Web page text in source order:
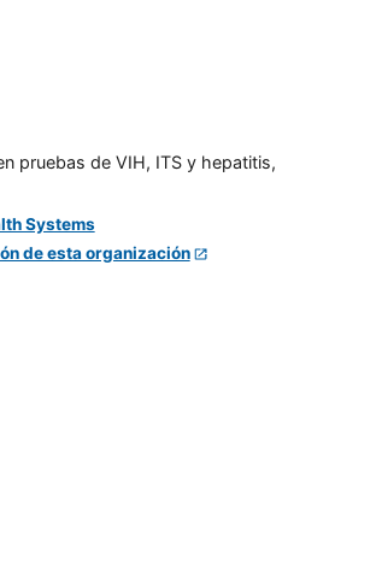
pruebas de VIH, ITS y hepatitis,
de esta organización